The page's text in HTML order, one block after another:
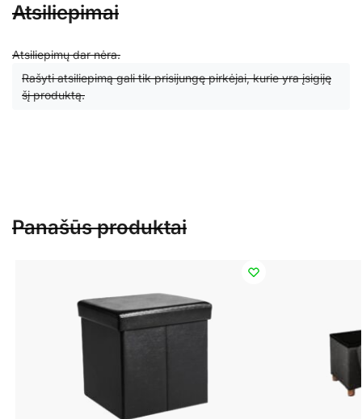
Atsiliepimai
Atsiliepimų dar nėra.
Rašyti atsiliepimą gali tik prisijungę pirkėjai, kurie yra įsigiję
šį produktą.
Panašūs produktai